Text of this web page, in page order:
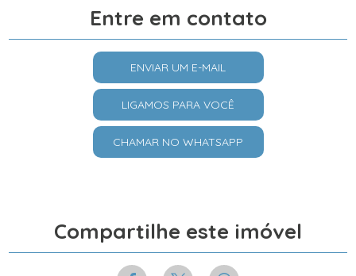
Entre em contato
ENVIAR UM E-MAIL
LIGAMOS PARA VOCÊ
CHAMAR NO WHATSAPP
Compartilhe este imóvel